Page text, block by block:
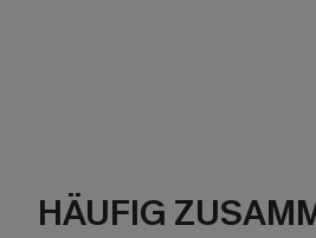
HÄUFIG